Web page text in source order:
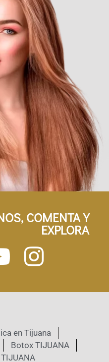
COMENTA Y
EXPLORA
en Tijuana
Botox TIJUANA